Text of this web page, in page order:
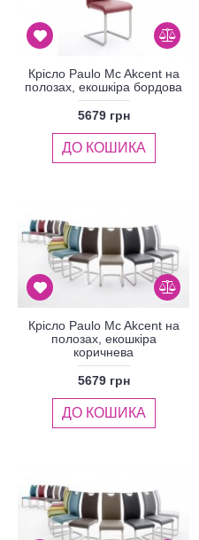
Крісло Paulo Mc Akcent на
полозах, екошкіра бордова
5679 грн
ДО КОШИКА
Крісло Paulo Mc Akcent на
полозах, екошкіра
коричнева
5679 грн
ДО КОШИКА